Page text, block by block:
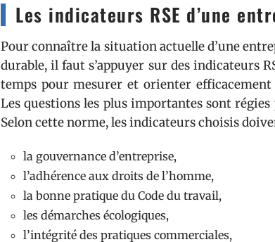
Les indicateurs RSE d’une
Pour connaître la situation actuelle d’une
durable, il faut s’appuyer sur des indicateurs
temps pour mesurer et orienter efficacement
Les questions les plus importantes sont
Selon cette norme, les indicateurs choisis
la gouvernance d’entreprise,
l’adhérence aux droits de l’homme,
la bonne pratique du Code du travail,
les démarches écologiques,
l’intégrité des pratiques commerciales,